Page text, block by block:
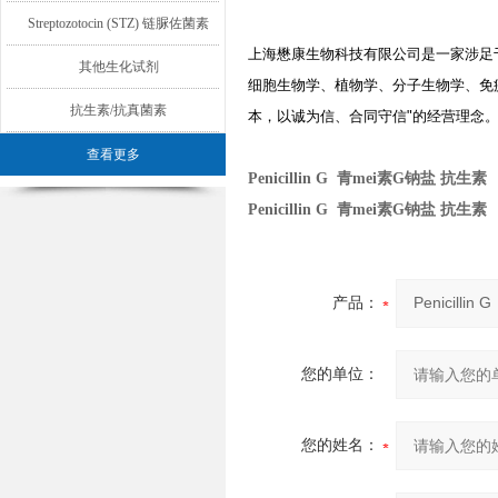
Streptozotocin (STZ) 链脲佐菌素
其他生化试剂
抗生素/抗真菌素
查看更多
上海懋康生物科技有限公司是一家涉
细胞生物学、植物学、分子生物学、
本，以诚为信、合同守信"的经营理念
Penicillin G 青mei素G钠盐 抗生素
Penicillin G 青mei素G钠盐 抗生素
产品：
您的单位：
您的姓名：